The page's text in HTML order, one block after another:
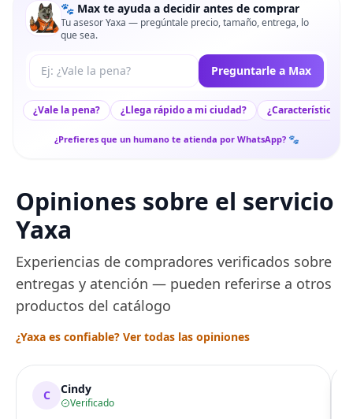
🐾 Max te ayuda a decidir antes de comprar
Tu asesor Yaxa — pregúntale precio, tamaño, entrega, lo
que sea.
Tu pregunta a Max Preguntarle a Max
¿Vale la pena? ¿Llega rápido a mi ciudad? ¿Características
¿Prefieres que un humano te atienda por WhatsApp? 🐾
Opiniones sobre el servicio
Yaxa
Experiencias de compradores verificados sobre
entregas y atención — pueden referirse a otros
productos del catálogo
¿Yaxa es confiable? Ver todas las opiniones
C Cindy
Verificado